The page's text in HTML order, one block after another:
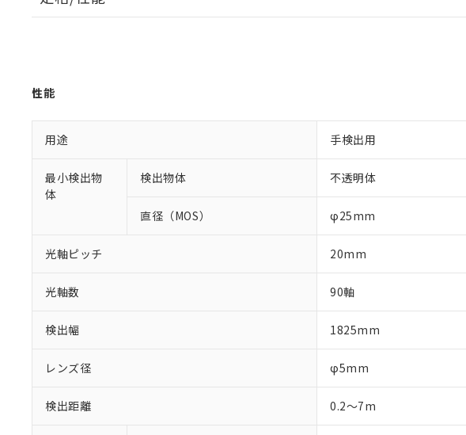
性能
用途 手検出用
最小検出物
体
検出物体 不透明体
直径（MOS） φ25mm
光軸ピッチ 20mm
光軸数 90軸
検出幅 1825mm
レンズ径 φ5mm
検出距離 0.2～7m